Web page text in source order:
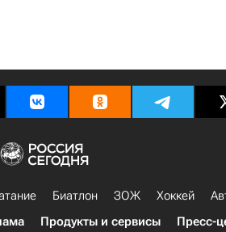
Биатлон ЗОЖ Хоккей
Продукты и сервисы Пресс-